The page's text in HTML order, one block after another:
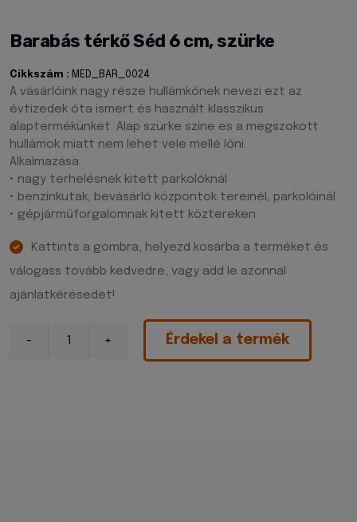
Barabás térkő Séd 6 cm, szürke
Cikkszám : MED_BAR_0024
A vásárlóink nagy része hullámkőnek nevezi ezt az
évtizedek óta ismert és használt klasszikus
alaptermékünket. Alap szürke színe es a megszokott
hullámok miatt nem lehet vele mellé lőni.
Alkalmazása:
• nagy terhelésnek kitett parkolóknál
• benzinkutak, bevásárló központok tereinél, parkolóinál
• gépjárműforgalomnak kitett köztereken
Kattints a gombra, helyezd kosárba a terméket és
válogass tovább kedvedre, vagy add le azonnal
ajánlatkérésedet!
Érdekel a termék